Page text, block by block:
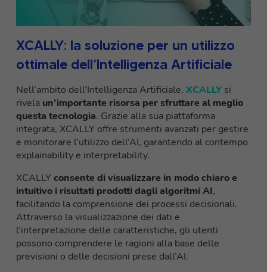
XCALLY: la soluzione per un utilizzo
ottimale dell’Intelligenza Artificiale
Nell’ambito dell’Intelligenza Artificiale, XCALLY si
rivela un’importante risorsa per sfruttare al meglio
questa tecnologia. Grazie alla sua piattaforma
integrata, XCALLY offre strumenti avanzati per gestire
e monitorare l’utilizzo dell’AI, garantendo al contempo
explainability e interpretability.
XCALLY consente di visualizzare in modo chiaro e
intuitivo i risultati prodotti dagli algoritmi AI,
facilitando la comprensione dei processi decisionali.
Attraverso la visualizzazione dei dati e
l’interpretazione delle caratteristiche, gli utenti
possono comprendere le ragioni alla base delle
previsioni o delle decisioni prese dall’AI.